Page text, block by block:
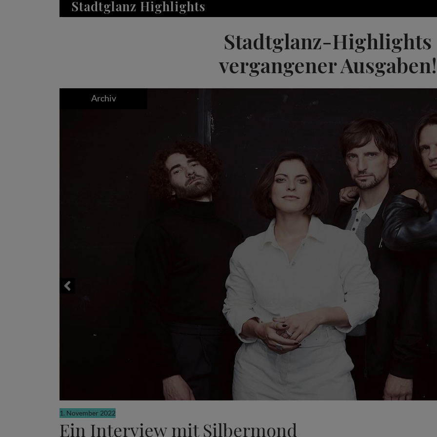
Stadtglanz Highlights
Stadtglanz-Highlights
vergangener Ausgaben!
Archiv
1. November 2022
Ein Interview mit Silbermond